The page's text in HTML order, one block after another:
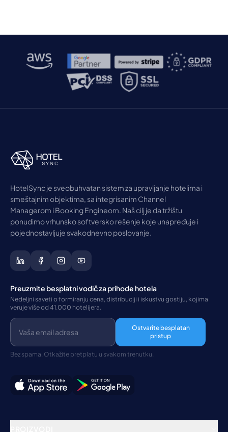
HotelSync je sveobuhvatan sistem za upravljanje hotelima i
smeštajnim objektima, sa integrisanim Channel
Managerom i Booking Engineom. Naš cilj je da tržištu
ponudimo vrhunsko softversko rešenje koje unapređuje i
pojednostavljuje svakodnevno poslovanje.
Preuzmite besplatni vodič za prihode hotela
Nedeljni saveti o formiranju cena, distribuciji i iskustvu gostiju, kojima
veruje više od 41.000 hotelijera.
Ostvarite besplatan
pristup
Bez spama. Otkažite pretplatu u svakom trenutku.